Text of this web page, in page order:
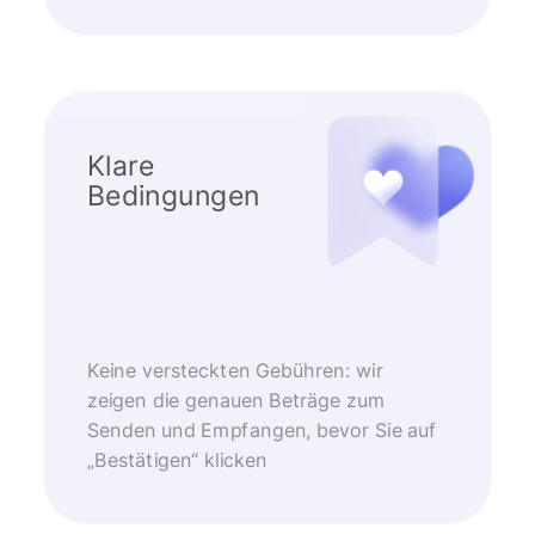
Klare
Bedingungen
Keine versteckten Gebühren: wir
zeigen die genauen Beträge zum
Senden und Empfangen, bevor Sie auf
„Bestätigen“ klicken